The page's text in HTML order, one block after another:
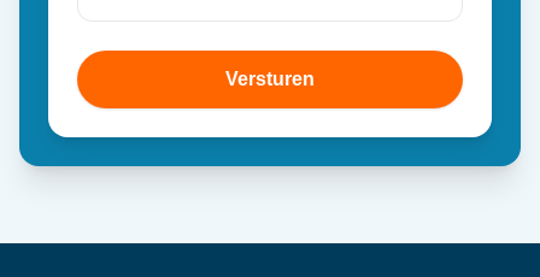
Versturen